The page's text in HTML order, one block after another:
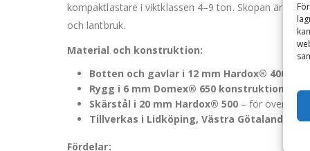
kompaktlastare i viktklassen 4–9 ton. Skopan är
och lantbruk.
Material och konstruktion:
Botten och gavlar i 12 mm Hardox® 400
Rygg i 6 mm Domex® 650 konstruktionsstål
Skärstål i 20 mm Hardox® 500 – för
Tillverkas i Lidköping, Västra Götaland –
Fördelar: